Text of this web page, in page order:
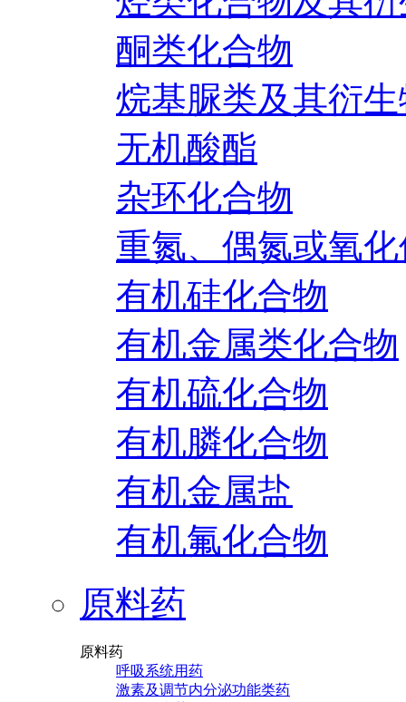
酮类化合物
烷基脲类及其衍
无机酸酯
杂环化合物
重氮、偶氮或氧
有机硅化合物
有机金属类化合物
有机硫化合物
有机膦化合物
有机金属盐
有机氟化合物
原料药
原料药
呼吸系统用药
激素及调节内分泌功能类药